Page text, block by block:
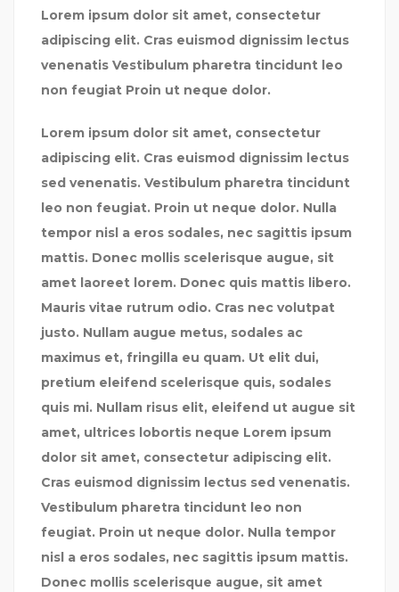
Lorem ipsum dolor sit amet, consectetur
adipiscing elit. Cras euismod dignissim lectus
venenatis Vestibulum pharetra tincidunt leo
non feugiat Proin ut neque dolor.
Lorem ipsum dolor sit amet, consectetur
adipiscing elit. Cras euismod dignissim lectus
sed venenatis. Vestibulum pharetra tincidunt
leo non feugiat. Proin ut neque dolor. Nulla
tempor nisl a eros sodales, nec sagittis ipsum
mattis. Donec mollis scelerisque augue, sit
amet laoreet lorem. Donec quis mattis libero.
Mauris vitae rutrum odio. Cras nec volutpat
justo. Nullam augue metus, sodales ac
maximus et, fringilla eu quam. Ut elit dui,
pretium eleifend scelerisque quis, sodales
quis mi. Nullam risus elit, eleifend ut augue sit
amet, ultrices lobortis neque Lorem ipsum
dolor sit amet, consectetur adipiscing elit.
Cras euismod dignissim lectus sed venenatis.
Vestibulum pharetra tincidunt leo non
feugiat. Proin ut neque dolor. Nulla tempor
nisl a eros sodales, nec sagittis ipsum mattis.
Donec mollis scelerisque augue, sit amet